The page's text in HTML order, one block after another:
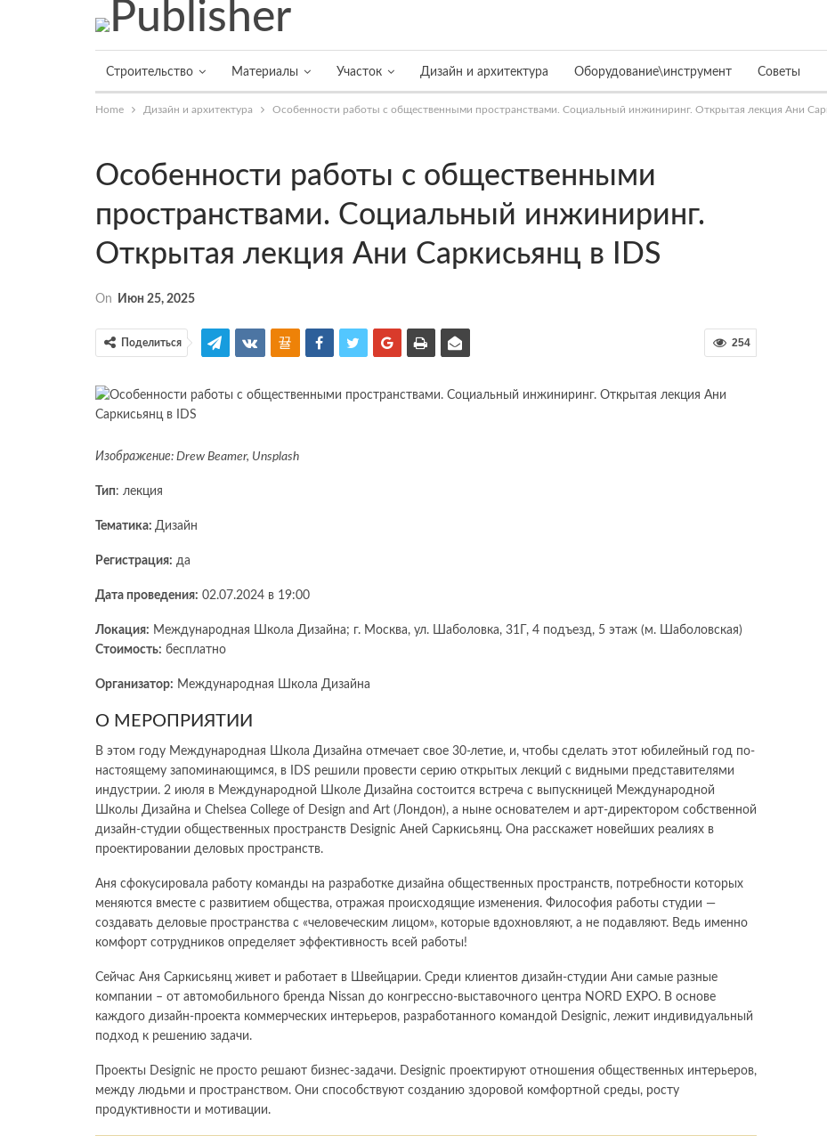
Строительство Материалы Участок Дизайн и архитектура Оборудование\инструмент Советы
Home Дизайн и архитектура Особенности работы с общественными пространствами. Социальный инжиниринг. Открытая лекция Ани
Особенности работы с общественными
пространствами. Социальный инжиниринг.
Открытая лекция Ани Саркисьянц в IDS
On Июн 25, 2025
254
Поделиться
Изображение: Drew Beamer, Unsplash
Тип: лекция
Тематика: Дизайн
Регистрация: да
Дата проведения: 02.07.2024 в 19:00
Локация: Международная Школа Дизайна; г. Москва, ул. Шаболовка, 31Г, 4 подъезд, 5 этаж (м. Шаболовская)
Стоимость: бесплатно
Организатор: Международная Школа Дизайна
О МЕРОПРИЯТИИ
В этом году Международная Школа Дизайна отмечает свое 30-летие, и, чтобы сделать этот юбилейный год по-
настоящему запоминающимся, в IDS решили провести серию открытых лекций с видными представителями
индустрии. 2 июля в Международной Школе Дизайна состоится встреча с выпускницей Международной
Школы Дизайна и Chelsea College of Design and Art (Лондон), а ныне основателем и арт-директором собственной
дизайн-студии общественных пространств Designic Аней Саркисьянц. Она расскажет новейших реалиях в
проектировании деловых пространств.
Аня сфокусировала работу команды на разработке дизайна общественных пространств, потребности которых
меняются вместе с развитием общества, отражая происходящие изменения. Философия работы студии —
создавать деловые пространства с «человеческим лицом», которые вдохновляют, а не подавляют. Ведь именно
комфорт сотрудников определяет эффективность всей работы!
Сейчас Аня Саркисьянц живет и работает в Швейцарии. Среди клиентов дизайн-студии Ани самые разные
компании – от автомобильного бренда Nissan до конгрессно-выставочного центра NORD EXPO. В основе
каждого дизайн-проекта коммерческих интерьеров, разработанного командой Designic, лежит индивидуальный
подход к решению задачи.
Проекты Designic не просто решают бизнес-задачи. Designic проектируют отношения общественных интерьеров,
между людьми и пространством. Они способствуют созданию здоровой комфортной среды, росту
продуктивности и мотивации.